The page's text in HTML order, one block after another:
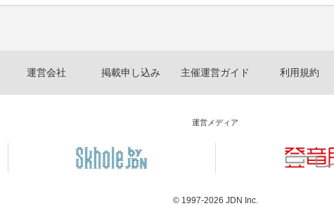
運営会社 掲載申し込み 主催運営ガイド 利用規約
運営メディア
© 1997-2026 JDN Inc.